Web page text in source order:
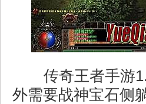
传奇王者手游
外需要战神宝石侧